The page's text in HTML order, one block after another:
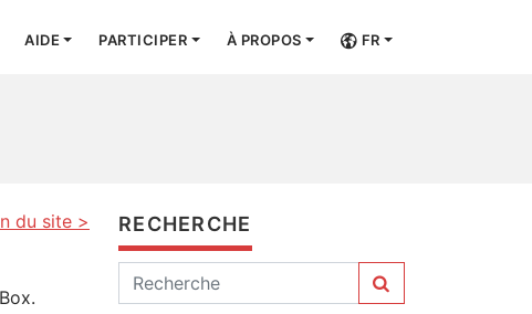
AIDE PARTICIPER À PROPOS FR
du site >
RECHERCHE